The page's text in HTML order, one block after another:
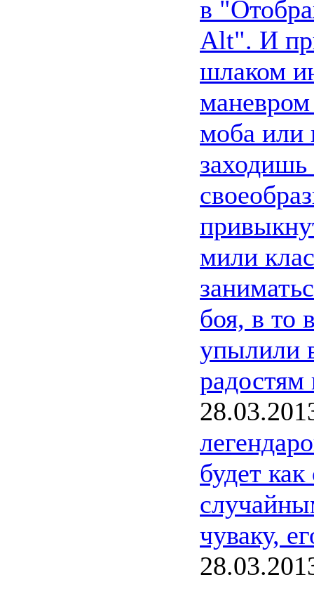
в
Alt". И
шлаком
моба или
мили
боя, в то
упылили
радостям
будет
чуваку,